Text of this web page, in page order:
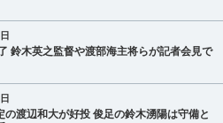
鈴木英之監督や渡部海主将らが記者会見で
渡辺和大が好投 俊足の鈴木湧陽は守備と